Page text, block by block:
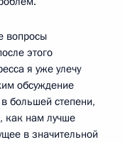
вопросы
этого
я уже улечу
обсуждение
большей степени,
как нам лучше
в значительной